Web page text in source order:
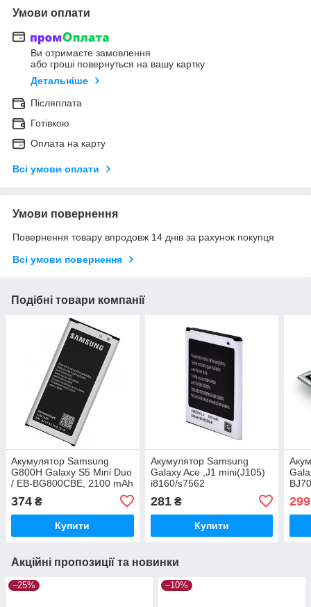
Умови оплати
Ви отримаєте замовлення
або гроші повернуться на вашу картку
Детальніше
Післяплата
Готівкою
Оплата на карту
Всі умови оплати
Умови повернення
Повернення товару впродовж 14 днів за рахунок покупця
Всі умови повернення
Подібні товари компанії
Акумулятор Samsung
G800H Galaxy S5 Mini Duo
/ EB-BG800CBE, 2100 mAh
374 ₴
Купити
Акумулятор Samsung
Galaxy Ace ,J1 mini(J105)
i8160/s7562
zka/i8190/S7390/EB425161LU,
EB-BG313BBE, 1500 mAh
Original PRC
281₴
Купити
299
Акційні пропозиції та новинки
–25% –10%